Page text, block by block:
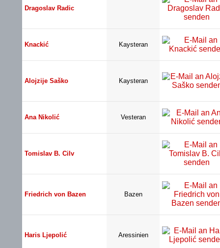
Dragoslav Radic
Knackić Kaysteran
Alojzije Saško Kaysteran
Ana Nikolić Vesteran
Tomislav B. Cilv
Friedrich von Bazen Bazen
Haris Ljepolić Aressinien